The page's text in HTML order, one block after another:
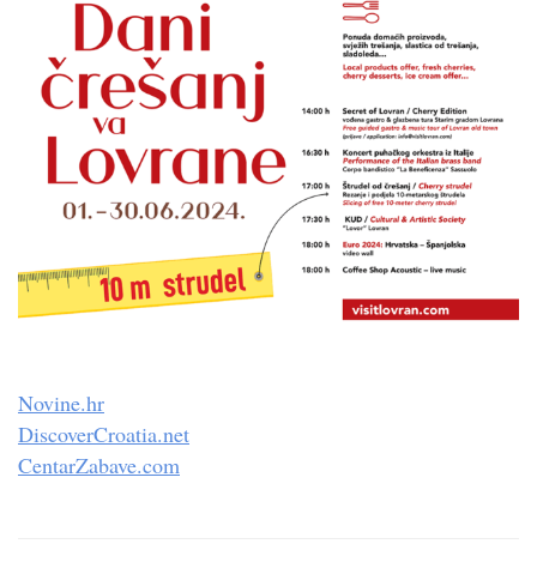
Novine.hr
DiscoverCroatia.net
CentarZabave.com